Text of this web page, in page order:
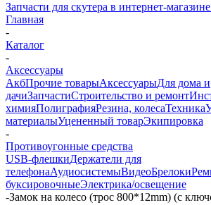
Запчасти для скутера в интернет-
Главная
-
Каталог
-
Аксессуары
АкбПрочие товарыАксессуарыДля дома и
дачиЗапчастиСтроительство и ремонт
химияПолиграфияРезина, колесаТехника
материалыУцененный товарЭкипировка
-
Противоугонные средства
USB-флешкиДержатели для
телефонаАудиосистемыВидеоБрелоки
буксировочныеЭлектрика/освещение
-Замок на колесо (трос 800*12mm) (с